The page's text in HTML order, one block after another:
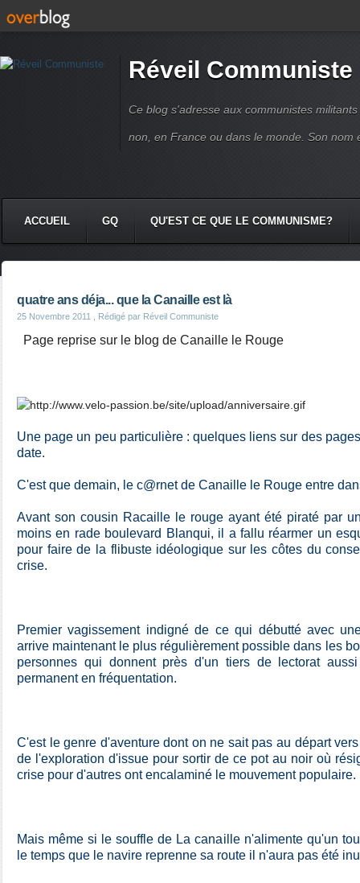
Réveil Communiste
Ce blog s'adresse aux communistes
non, en France ou dans le monde. Son nom
ACCUEIL GQ QU'EST CE QUE LE COMMUNISME?
quatre ans déja... que la Canaille est là
25 Novembre 2011 , Rédigé par Réveil Communiste
Page reprise sur le blog de Canaille le Rouge
Une page un peu particulière : quelques liens sur des
date.
C'est que demain, le c@rnet de Canaille le Rouge entre
Avant son cousin Racaille le rouge ayant été piraté par
moins en rade boulevard Blanqui, il a fallu réarmer un
pour faire de la flibuste idéologique sur les côtes du
crise.
Premier vagissement indigné de ce qui débutté avec
arrive maintenant le plus régulièrement possible dans les
personnes qui donnent près d'un tiers de lectorat
permanent en fréquentation.
C'est le genre d'aventure dont on ne sait pas au départ
de l'exploration d'issue pour sortir de ce pot au noir où
crise pour d'autres ont encalaminé le mouvement populaire.
Mais même si le souffle de La canaille n'alimente qu'un
le temps que le navire reprenne sa route il n'aura pas été